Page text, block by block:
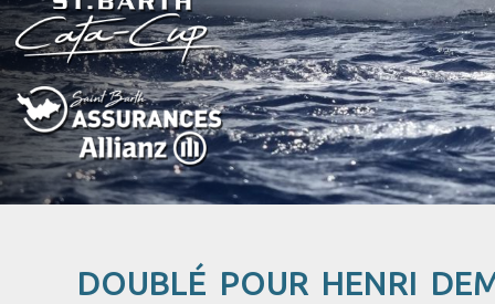
DOUBLÉ POUR HENRI